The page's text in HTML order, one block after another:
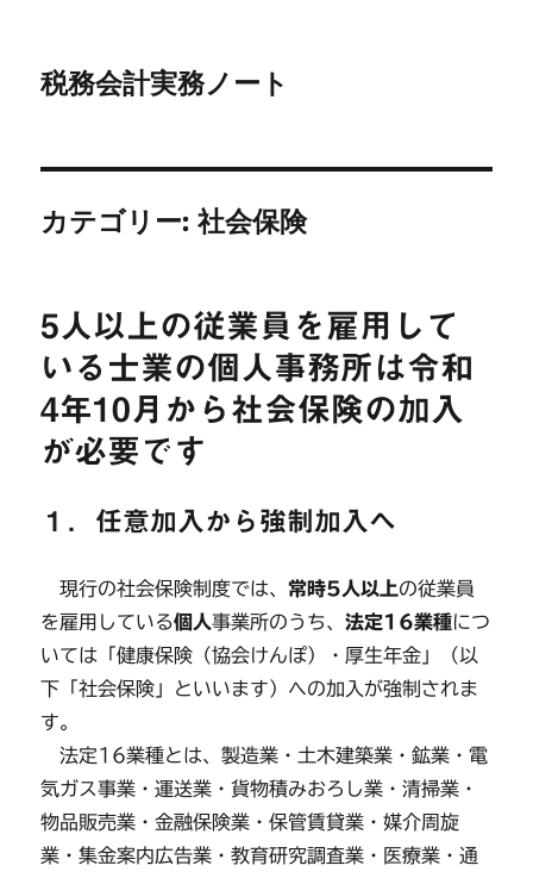
税務会計実務ノート
カテゴリー:社会保険
5人以上の従業員を雇用して
いる士業の個人事務所は令和
4年10月から社会保険の加入
が必要です
１．任意加入から強制加入へ
現行の社会保険制度では、常時5人以上の従業員
を雇用している個人事業所のうち、法定16業種につ
いては「健康保険（協会けんぽ）・厚生年金」（以
下「社会保険」といいます）への加入が強制されま
す。
法定16業種とは、製造業・土木建築業・鉱業・電
気ガス事業・運送業・貨物積みおろし業・清掃業・
物品販売業・金融保険業・保管賃貸業・媒介周旋
業・集金案内広告業・教育研究調査業・医療業・通